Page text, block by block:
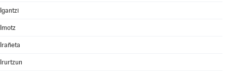
Igantzi
Imotz
Irañeta
Irurtzun